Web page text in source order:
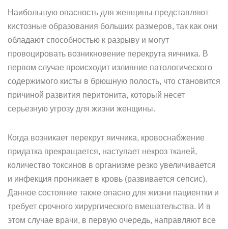
Наибольшую опасность для женщины представляют
кистозные образования больших размеров, так как они
обладают способностью к разрыву и могут
провоцировать возникновение перекрута яичника. В
первом случае происходит излияние патологического
содержимого кисты в брюшную полость, что становится
причиной развития перитонита, который несет
серьезную угрозу для жизни женщины.
Когда возникает перекрут яичника, кровоснабжение
придатка прекращается, наступает некроз тканей,
количество токсинов в организме резко увеличивается
и инфекция проникает в кровь (развивается сепсис).
Данное состояние также опасно для жизни пациентки и
требует срочного хирургического вмешательства. И в
этом случае врачи, в первую очередь, направляют все